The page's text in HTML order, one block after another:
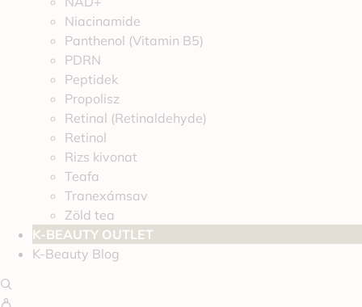
Niacinamide
Panthenol (Vitamin B5)
PDRN
Peptidek
Propolisz
Retinal (Retinaldehyde)
Retinol
Rizs kivonat
Teafa
Tranexámsav
Zöld tea
K-BEAUTY OUTLET
K-Beauty Blog